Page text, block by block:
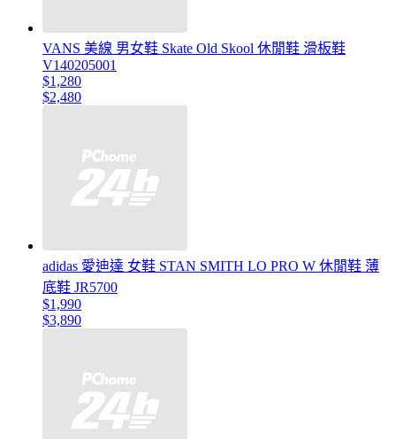
VANS 美線 男女鞋 Skate Old Skool 休閒鞋 滑板鞋
V140205001
$1,280
$2,480
adidas 愛迪達 女鞋 STAN SMITH LO PRO W 休閒鞋 薄
底鞋 JR5700
$1,990
$3,890